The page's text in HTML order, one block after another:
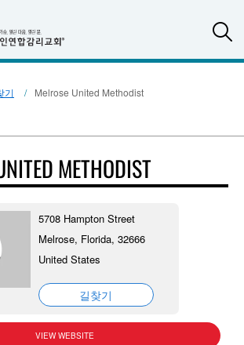
기 Melrose United Methodist
METHODIST
5708 Hampton Street
Melrose, Florida, 32666
United States
길찾기
VIEW WEBSITE